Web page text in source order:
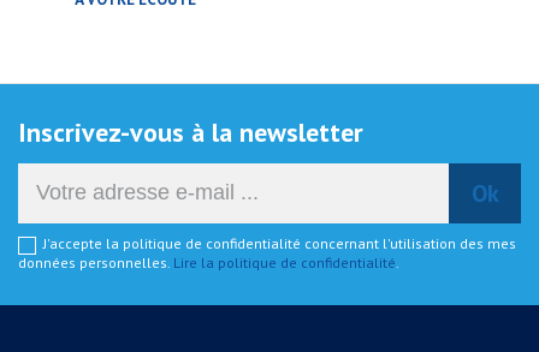
Inscrivez-vous à la newsletter
J'accepte la politique de confidentialité concernant l'utilisation des mes
données personnelles. Lire la politique de confidentialité